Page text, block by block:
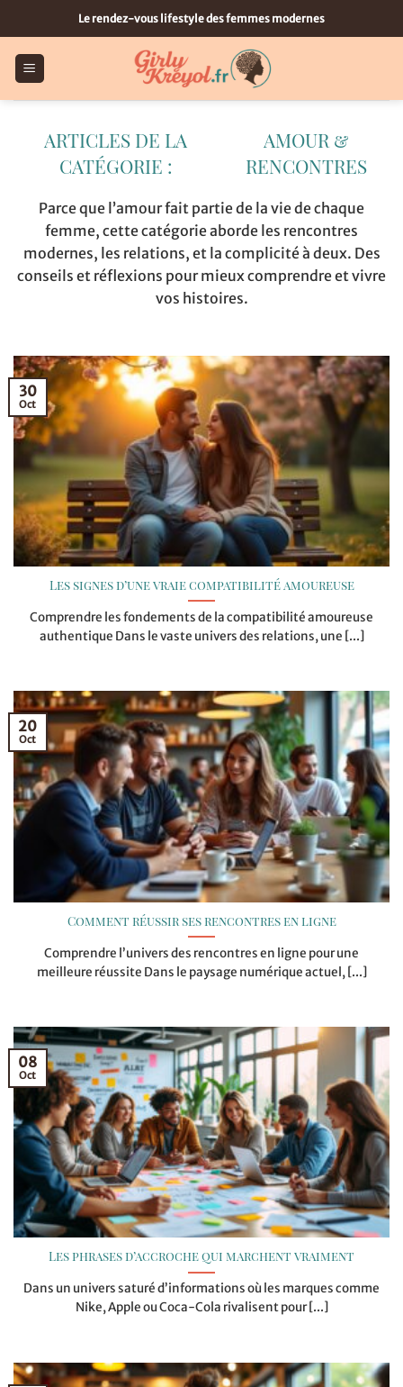
au
contenu
Le rendez-vous lifestyle des femmes modernes
AMOUR &
RENCONTRES
Parce que l’amour fait partie de la vie de chaque
femme, cette catégorie aborde les rencontres
modernes, les relations, et la complicité à deux. Des
conseils et réflexions pour mieux comprendre et vivre
vos histoires.
Les signes d’une vraie compatibilité amoureuse
Comprendre les fondements de la compatibilité amoureuse
authentique Dans le vaste univers des relations, une [...]
30
Oct
Comment réussir ses rencontres en ligne
Comprendre l’univers des rencontres en ligne pour une
meilleure réussite Dans le paysage numérique actuel, [...]
20
Oct
Les phrases d’accroche qui marchent vraiment
Dans un univers saturé d’informations où les marques comme
Nike, Apple ou Coca-Cola rivalisent pour [...]
08
Oct